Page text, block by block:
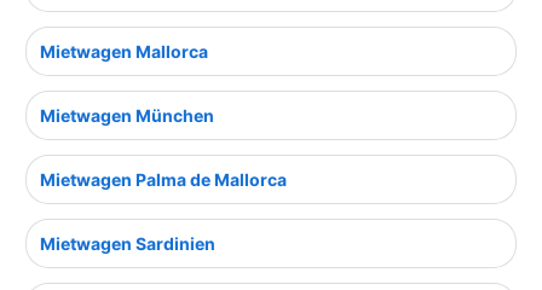
Mietwagen Mallorca
Mietwagen München
Mietwagen Palma de Mallorca
Mietwagen Sardinien